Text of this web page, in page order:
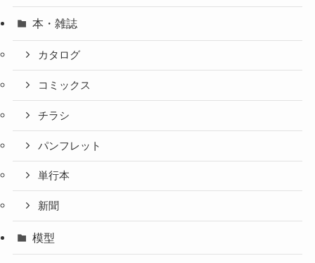
本・雑誌
カタログ
コミックス
チラシ
パンフレット
単行本
新聞
模型